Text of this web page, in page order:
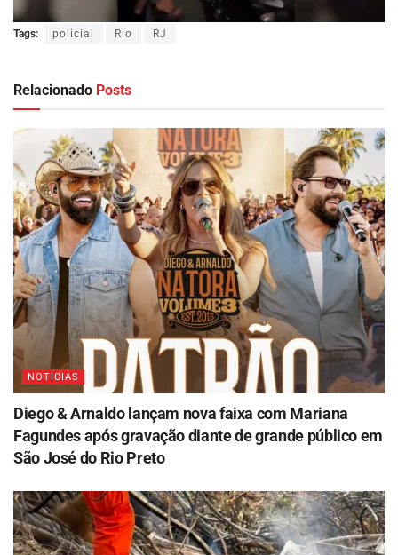
Tags: policial Rio RJ
Relacionado Posts
NOTICIAS
Diego & Arnaldo lançam nova faixa com Mariana
Fagundes após gravação diante de grande público em
São José do Rio Preto